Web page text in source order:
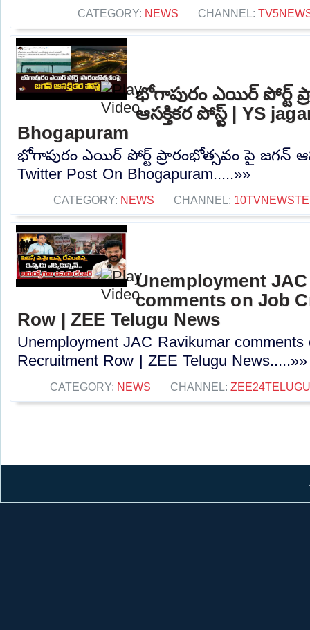
CATEGORY: NEWS CHANNEL:
భోగాపురం ఎయిర్ పోర్ట్
ఆసక్తికర పోస్ట్ | YS
Bhogapuram
భోగాపురం ఎయిర్ పోర్ట్ ప్రారంభోత్సవం పై జగన్
Twitter Post On Bhogapuram.....»»
CATEGORY: NEWS CHANNEL:
Unemployment
comments on Job
Row | ZEE Telugu News
Unemployment JAC Ravikumar
Recruitment Row | ZEE Telugu News.....»»
CATEGORY: NEWS CHANNEL: